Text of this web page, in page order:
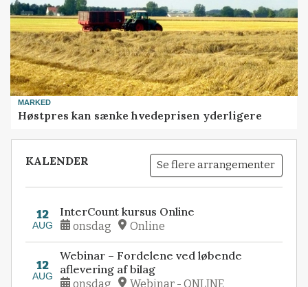
MARKED
Høstpres kan sænke hvedeprisen yderligere
KALENDER Se flere arrangementer
12
AUG
InterCount kursus Online
onsdag Online
12
AUG
Webinar – Fordelene ved løbende
aflevering af bilag
onsdag Webinar - ONLINE